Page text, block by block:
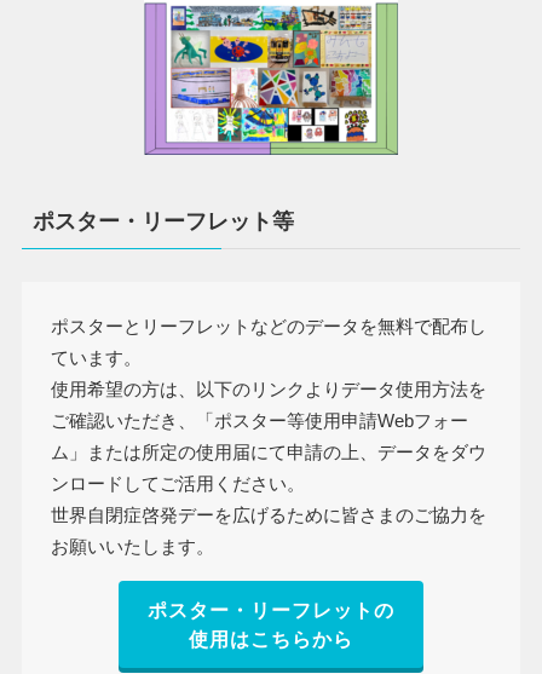
ポスター・リーフレット等
ポスターとリーフレットなどのデータを無料で配布し
ています。
使用希望の方は、以下のリンクよりデータ使用方法を
ご確認いただき、「ポスター等使用申請Webフォー
ム」または所定の使用届にて申請の上、データをダウ
ンロードしてご活用ください。
世界自閉症啓発デーを広げるために皆さまのご協力を
お願いいたします。
ポスター・リーフレットの
使用はこちらから